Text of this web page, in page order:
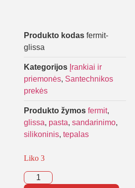
Produkto kodas fermit-
glissa
Kategorijos Įrankiai ir
priemonės, Santechnikos
prekės
Produkto žymos fermit,
glissa, pasta, sandarinimo,
silikoninis, tepalas
Liko 3